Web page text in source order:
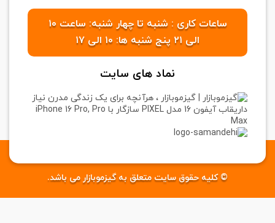
ساعات کاری : شنبه تا چهار شنبه: ساعت ۱۰
الی ۲۱ پنج شنبه ها: ۱۰ الی ۱۷
نماد های سایت
© کلیه حقوق سایت متعلق به گیزموبازار می باشد.